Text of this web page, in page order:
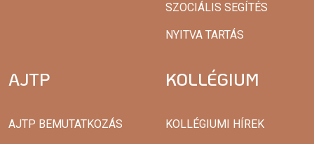
SZOCIÁLIS SEGÍTÉS
NYITVA TARTÁS
AJTP
AJTP BEMUTATKOZÁS
KOLLÉGIUM
KOLLÉGIUMI HÍREK